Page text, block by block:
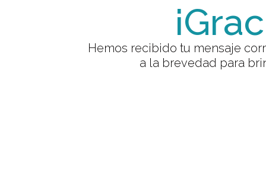
Hemos recibido tu mensaje
a la brevedad para